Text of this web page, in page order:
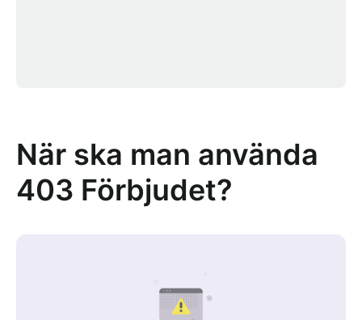
När ska man använda
403 Förbjudet?